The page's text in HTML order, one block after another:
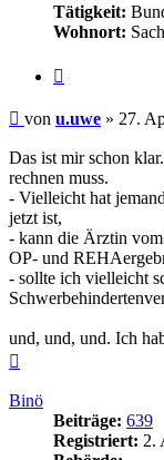
Tätigkeit:
Wohnort:
Beitrag
von u.uwe » 27.
Das ist mir schon
rechnen muss.
- Vielleicht hat
jetzt ist,
- kann die Ärztin
OP- und
- sollte ich vielleicht
und, und, und. Ich
Binö
Beiträge: 639
Registriert: 2.